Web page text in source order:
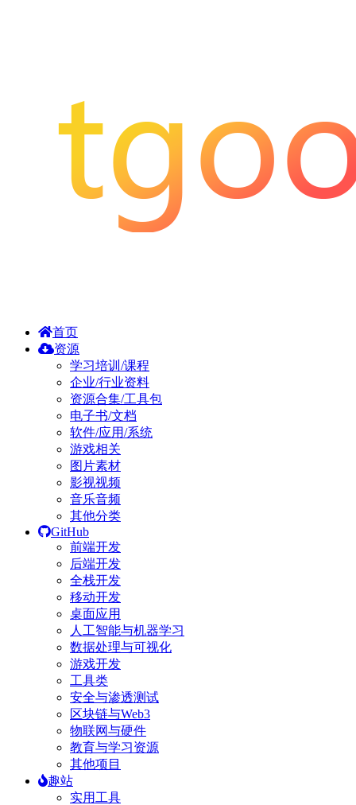
首页
资源
学习培训/课程
企业/行业资料
资源合集/工具包
电子书/文档
软件/应用/系统
游戏相关
图片素材
影视视频
音乐音频
其他分类
GitHub
前端开发
后端开发
全栈开发
移动开发
桌面应用
人工智能与机器学习
数据处理与可视化
游戏开发
工具类
安全与渗透测试
区块链与Web3
物联网与硬件
教育与学习资源
其他项目
趣站
实用工具